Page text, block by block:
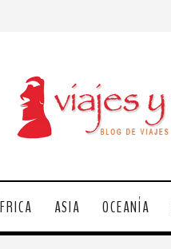
ASIA OCEANÍA